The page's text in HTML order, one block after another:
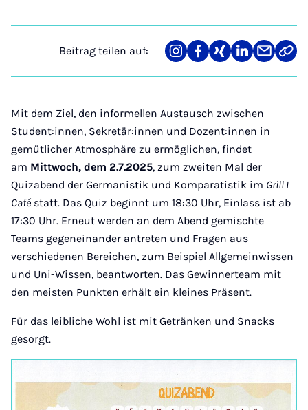
Beitrag teilen auf:
Teilen
auf
Teilen
auf
Teilen
auf
Teilen
auf
Teilen
über
Link
Mit dem Ziel, den informellen Austausch zwischen
Student:innen, Sekretär:innen und Dozent:innen in
gemütlicher Atmosphäre zu ermöglichen, findet
am Mittwoch, dem 2.7.2025, zum zweiten Mal der
Quizabend der Germanistik und Komparatistik im Grill I
Café statt. Das Quiz beginnt um 18:30 Uhr, Einlass ist ab
17:30 Uhr. Erneut werden an dem Abend gemischte
Teams gegeneinander antreten und Fragen aus
verschiedenen Bereichen, zum Beispiel Allgemeinwissen
und Uni-Wissen, beantworten. Das Gewinnerteam mit
den meisten Punkten erhält ein kleines Präsent.
Für das leibliche Wohl ist mit Getränken und Snacks
gesorgt.